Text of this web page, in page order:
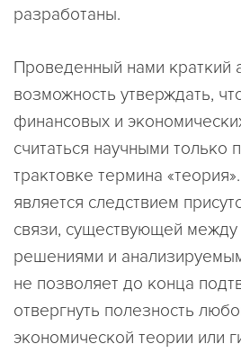
разработаны.
Проведенный нами краткий
возможность утверждать,
финансовых и
считаться научными только
трактовке термина
является следствием
связи, существующей
решениями и
не позволяет до конца
отвергнуть полезность
экономической теории или